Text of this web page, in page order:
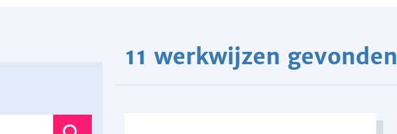
11 werkwijzen gevonden